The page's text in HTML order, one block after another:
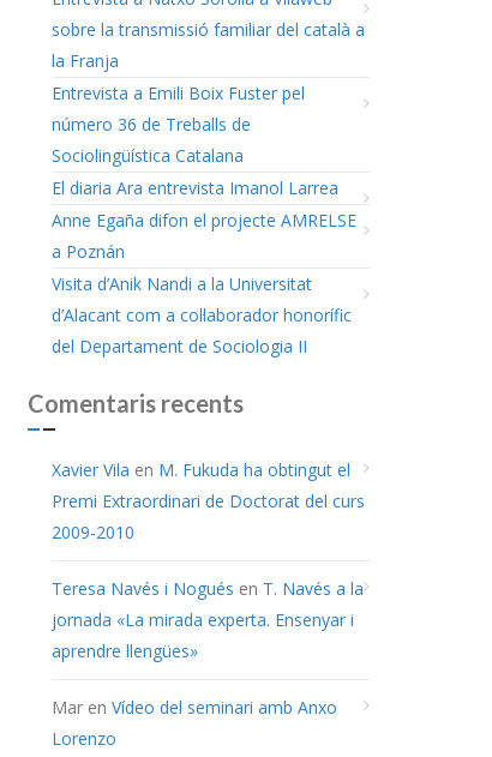
sobre la transmissió familiar del català a
la Franja
Entrevista a Emili Boix Fuster pel
número 36 de Treballs de
Sociolingüística Catalana
El diaria Ara entrevista Imanol Larrea
Anne Egaña difon el projecte AMRELSE
a Poznán
Visita d’Anik Nandi a la Universitat
d’Alacant com a col·laborador honorífic
del Departament de Sociologia II
Comentaris recents
Xavier Vila en M. Fukuda ha obtingut el
Premi Extraordinari de Doctorat del curs
2009-2010
Teresa Navés i Nogués en T. Navés a la
jornada «La mirada experta. Ensenyar i
aprendre llengües»
Mar en Vídeo del seminari amb Anxo
Lorenzo